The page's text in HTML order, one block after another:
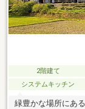
2階建て
システムキッチン
緑豊かな場所にあ